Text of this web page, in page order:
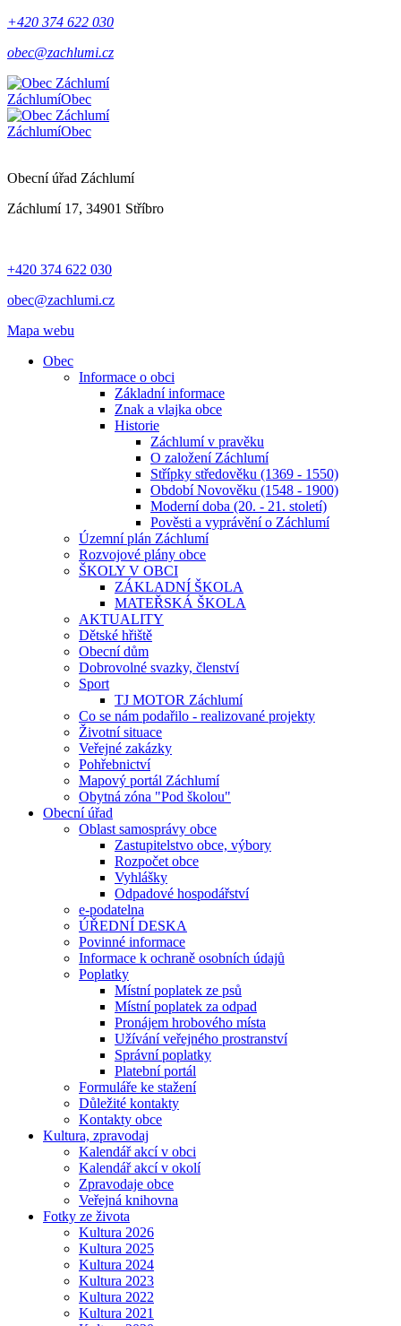
+420 374 622 030
obec@zachlumi.cz
ZáchlumíObec
ZáchlumíObec
Obecní úřad Záchlumí
Záchlumí 17, 34901 Stříbro
+420 374 622 030
obec@zachlumi.cz
Mapa webu
Obec
Informace o obci
Základní informace
Znak a vlajka obce
Historie
Záchlumí v pravěku
O založení Záchlumí
Střípky středověku (1369 - 1550)
Období Novověku (1548 - 1900)
Moderní doba (20. - 21. století)
Pověsti a vyprávění o Záchlumí
Územní plán Záchlumí
Rozvojové plány obce
ŠKOLY V OBCI
ZÁKLADNÍ ŠKOLA
MATEŘSKÁ ŠKOLA
AKTUALITY
Dětské hřiště
Obecní dům
Dobrovolné svazky, členství
Sport
TJ MOTOR Záchlumí
Co se nám podařilo - realizované projekty
Životní situace
Veřejné zakázky
Pohřebnictví
Mapový portál Záchlumí
Obytná zóna "Pod školou"
Obecní úřad
Oblast samosprávy obce
Zastupitelstvo obce, výbory
Rozpočet obce
Vyhlášky
Odpadové hospodářství
e-podatelna
ÚŘEDNÍ DESKA
Povinné informace
Informace k ochraně osobních údajů
Poplatky
Místní poplatek ze psů
Místní poplatek za odpad
Pronájem hrobového místa
Užívání veřejného prostranství
Správní poplatky
Platební portál
Formuláře ke stažení
Důležité kontakty
Kontakty obce
Kultura, zpravodaj
Kalendář akcí v obci
Kalendář akcí v okolí
Zpravodaje obce
Veřejná knihovna
Fotky ze života
Kultura 2026
Kultura 2025
Kultura 2024
Kultura 2023
Kultura 2022
Kultura 2021